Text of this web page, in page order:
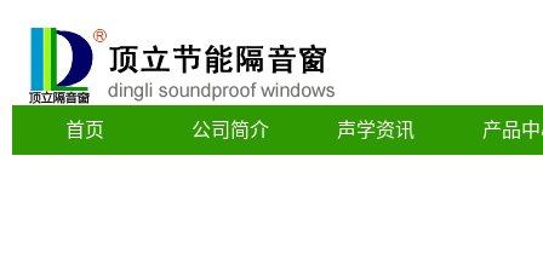
首页 公司简介 声学资讯 产品